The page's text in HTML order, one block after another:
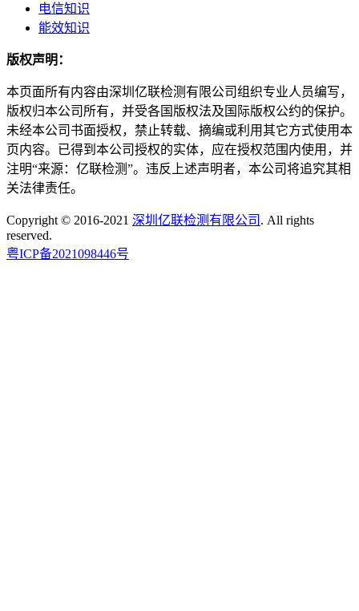
电信知识
能效知识
版权声明：
本页面所有内容由深圳亿联检测有限公司组织专业人员编写，
版权归本公司所有，并受各国版权法及国际版权公约的保护。
未经本公司书面授权，禁止转载、摘编或利用其它方式使用本
页内容。已得到本公司授权的实体，应在授权范围内使用，并
注明“来源：亿联检测”。违反上述声明者，本公司将追究其相
关法律责任。
Copyright © 2016-2021 深圳亿联检测有限公司 . All rights
reserved.
粤ICP备2021098446号